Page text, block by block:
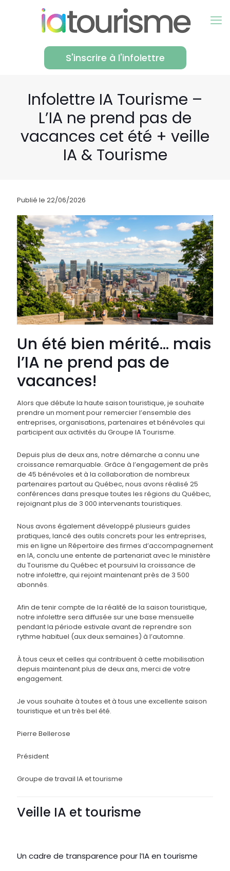
S'inscrire à l'infolettre
Infolettre IA Tourisme –
L’IA ne prend pas de
vacances cet été + veille
IA & Tourisme
Publié le 22/06/2026
Un été bien mérité… mais
l’IA ne prend pas de
vacances!
Alors que débute la haute saison touristique, je souhaite
prendre un moment pour remercier l’ensemble des
entreprises, organisations, partenaires et bénévoles qui
participent aux activités du Groupe IA Tourisme.
Depuis plus de deux ans, notre démarche a connu une
croissance remarquable. Grâce à l’engagement de près
de 45 bénévoles et à la collaboration de nombreux
partenaires partout au Québec, nous avons réalisé 25
conférences dans presque toutes les régions du Québec,
rejoignant plus de 3 000 intervenants touristiques.
Nous avons également développé plusieurs guides
pratiques, lancé des outils concrets pour les entreprises,
mis en ligne un Répertoire des firmes d’accompagnement
en IA, conclu une entente de partenariat avec le ministère
du Tourisme du Québec et poursuivi la croissance de
notre infolettre, qui rejoint maintenant près de 3 500
abonnés.
Afin de tenir compte de la réalité de la saison touristique,
notre infolettre sera diffusée sur une base mensuelle
pendant la période estivale avant de reprendre son
rythme habituel (aux deux semaines) à l’automne.
À tous ceux et celles qui contribuent à cette mobilisation
depuis maintenant plus de deux ans, merci de votre
engagement.
Je vous souhaite à toutes et à tous une excellente saison
touristique et un très bel été.
Pierre Bellerose
Président
Groupe de travail IA et tourisme
Veille IA et tourisme
Un cadre de transparence pour l’IA en tourisme